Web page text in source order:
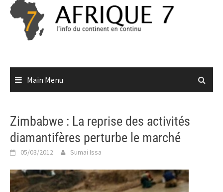
Skip
content
Main Menu
Zimbabwe : La reprise des activités
diamantifères perturbe le marché
05/03/2012 Sumai Issa